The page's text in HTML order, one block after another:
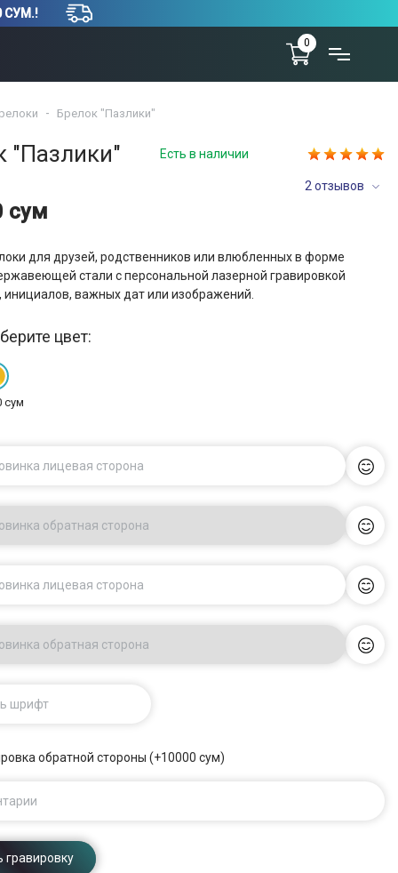
СУМ.!
0
Брелок "Пазлики"
"Пазлики" Есть в наличии
2 отзывов
сум
для друзей, родственников или влюбленных в форме
стали с персональной лазерной гравировкой
важных дат или изображений.
цвет:
сум
лицевая сторона
обратная сторона
лицевая сторона
обратная сторона
шрифт
обратной стороны (+10000 сум)
гравировку